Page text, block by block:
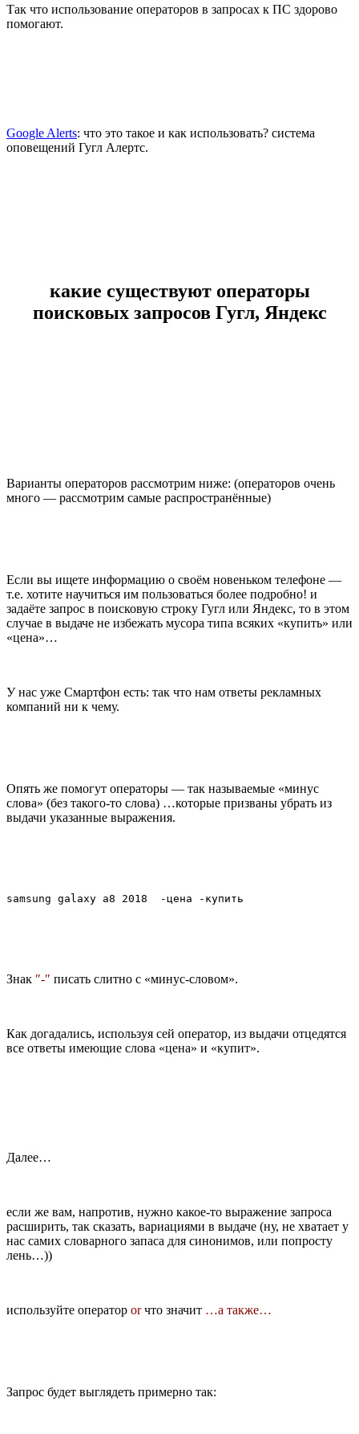
Так что использование операторов в запросах к ПС здорово
помогают.
Google Alerts: что это такое и как использовать? система
оповещений Гугл Алертс.
какие существуют операторы
поисковых запросов Гугл, Яндекс
Варианты операторов рассмотрим ниже: (операторов очень
много — рассмотрим самые распространённые)
Если вы ищете информацию о своём новеньком телефоне —
т.е. хотите научиться им пользоваться более подробно! и
задаёте запрос в поисковую строку Гугл или Яндекс, то в этом
случае в выдаче не избежать мусора типа всяких «купить» или
«цена»…
У нас уже Смартфон есть: так что нам ответы рекламных
компаний ни к чему.
Опять же помогут операторы — так называемые «минус
слова» (без такого-то слова) …которые призваны убрать из
выдачи указанные выражения.
Знак ″-″ писать слитно с «минус-словом».
Как догадались, используя сей оператор, из выдачи отцедятся
все ответы имеющие слова «цена» и «купит».
Далее…
если же вам, напротив, нужно какое-то выражение запроса
расширить, так сказать, вариациями в выдаче (ну, не хватает у
нас самих словарного запаса для синонимов, или попросту
лень…))
используйте оператор orчто значит …а также…
Запрос будет выглядеть примерно так: